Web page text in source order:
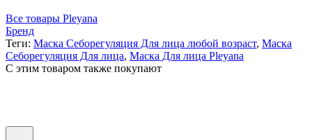
Все товары Pleyana
Бренд
Теги: Маска Себорегуляция Для лица любой возраст, Маска
Себорегуляция Для лица, Маска Для лица Pleyana
C этим товаром также покупают